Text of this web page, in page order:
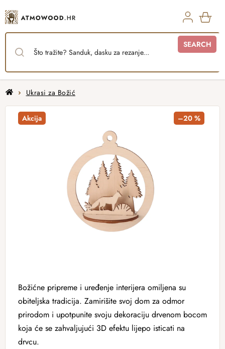
to
content
SEARCH
HomeUkrasi za Božić
Božićne pripreme i uređenje interijera omiljena su
obiteljska tradicija. Zamirišite svoj dom za odmor
prirodom i upotpunite svoju dekoraciju drvenom bocom
koja će se zahvaljujući 3D efektu lijepo isticati na
drvcu.
Akcija –20 %